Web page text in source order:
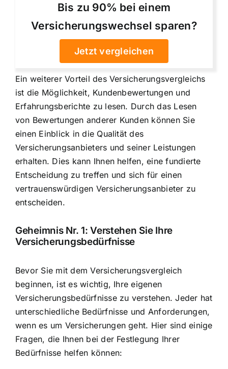
Bis zu 90% bei einem
Versicherungswechsel sparen?
Jetzt vergleichen
Ein weiterer Vorteil des Versicherungsvergleichs
ist die Möglichkeit, Kundenbewertungen und
Erfahrungsberichte zu lesen. Durch das Lesen
von Bewertungen anderer Kunden können Sie
einen Einblick in die Qualität des
Versicherungsanbieters und seiner Leistungen
erhalten. Dies kann Ihnen helfen, eine fundierte
Entscheidung zu treffen und sich für einen
vertrauenswürdigen Versicherungsanbieter zu
entscheiden.
Geheimnis Nr. 1: Verstehen Sie Ihre
Versicherungsbedürfnisse
Bevor Sie mit dem Versicherungsvergleich
beginnen, ist es wichtig, Ihre eigenen
Versicherungsbedürfnisse zu verstehen. Jeder hat
unterschiedliche Bedürfnisse und Anforderungen,
wenn es um Versicherungen geht. Hier sind einige
Fragen, die Ihnen bei der Festlegung Ihrer
Bedürfnisse helfen können: